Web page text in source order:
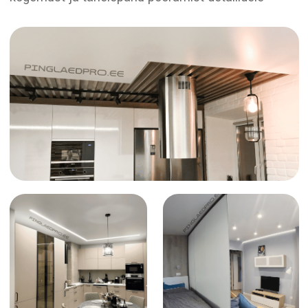
Hindame teie aega ja vajadusi, seetõttu
töötame operatiivselt, hoides samal ajal
kõrget kvaliteeti
Kiirus ja efektiivsus
Pakume alati konkurentsivõimelisi hindu
kõikidele töödele, muutes meie teenused
kättesaadavaks kõigile